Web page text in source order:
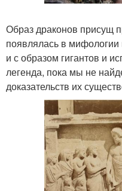
Образ драконов присущ
появлялась в
и с образом гигантов и
легенда, пока мы не
доказательств их